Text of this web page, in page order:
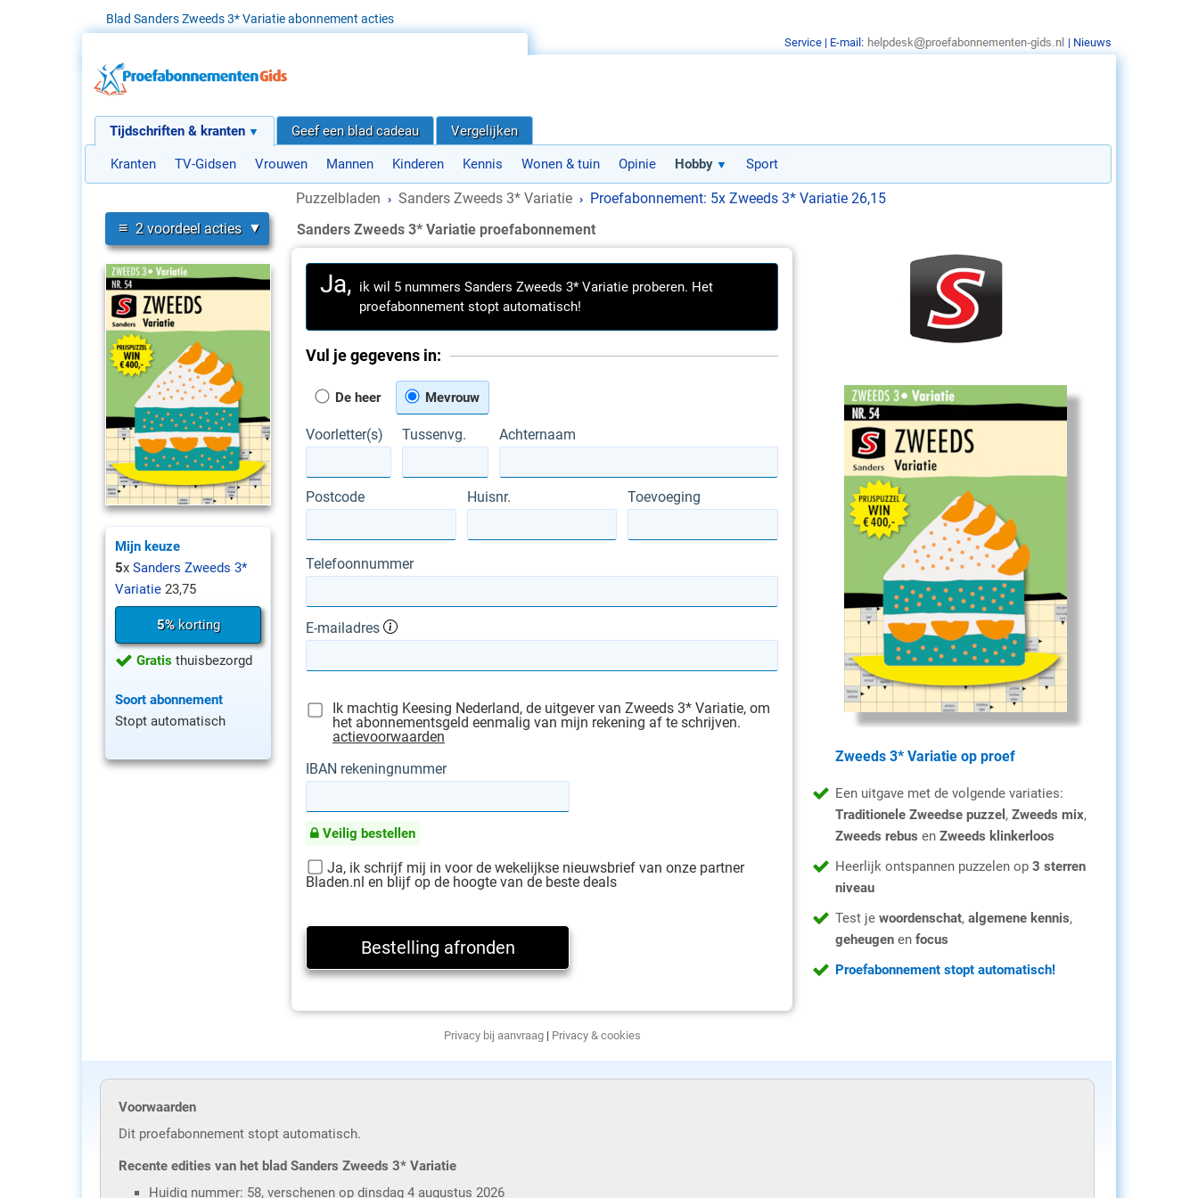
Blad Sanders Zweeds 3* Variatie abonnement acties
Tijdschriften & kranten
Kranten TV-Gidsen Vrouwen Mannen Kinderen Kennis Wonen & tuin Opinie Hobby Sport
Geef een blad cadeau Vergelijken
Puzzelbladen › Sanders Zweeds 3* Variatie › Proefabonnement: 5x Zweeds 3* Variatie 26,15
≡ 2 voordeel acties
Mijn keuze
5x Sanders Zweeds 3*
Variatie 23,75
5%korting
Gratis thuisbezorgd
Soort abonnement
Stopt automatisch
Sanders Zweeds 3* Variatie proefabonnement
Ja, ik wil 5 nummers Sanders Zweeds 3* Variatie proberen. Het
proefabonnement stopt automatisch!
Vul je gegevens in:
De heer Mevrouw
Voorletter(s) Tussenvg. Achternaam
Postcode Huisnr. Toevoeging
Telefoonnummer
E-mailadres
Ik machtig Keesing Nederland, de uitgever van Zweeds 3* Variatie, om
het abonnementsgeld eenmalig van mijn rekening af te schrijven.
actievoorwaarden
IBAN rekeningnummer
Veilig bestellen
Ja, ik schrijf mij in voor de wekelijkse nieuwsbrief van onze partner
Bladen.nl en blijf op de hoogte van de beste deals
Privacy bij aanvraag| Privacy & cookies
Zweeds 3* Variatie op proef
Een uitgave met de volgende variaties:
Traditionele Zweedse puzzel , Zweeds mix,
Zweeds rebus en Zweeds klinkerloos
Heerlijk ontspannen puzzelen op 3 sterren
niveau
Test je woordenschat, algemene kennis,
geheugen en focus
Proefabonnement stopt automatisch!
Voorwaarden
Dit proefabonnement stopt automatisch.
Recente edities van het blad Sanders Zweeds 3* Variatie
Huidig nummer: 58, verschenen op dinsdag 4 augustus 2026
Service | E-mail: | Nieuws